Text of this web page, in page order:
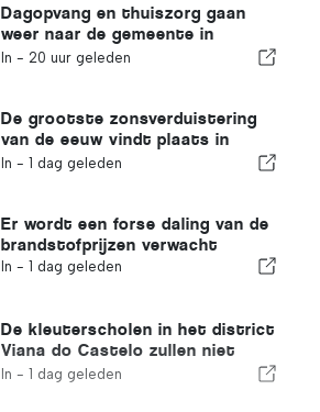
Dagopvang en thuiszorg gaan
weer naar de gemeente in
Portugal
In - 20 uur geleden
De grootste zonsverduistering
van de eeuw vindt plaats in
Portugal
In - 1 dag geleden
Er wordt een forse daling van de
brandstofprijzen verwacht
In - 1 dag geleden
De kleuterscholen in het district
Viana do Castelo zullen niet
sluiten
In - 1 dag geleden